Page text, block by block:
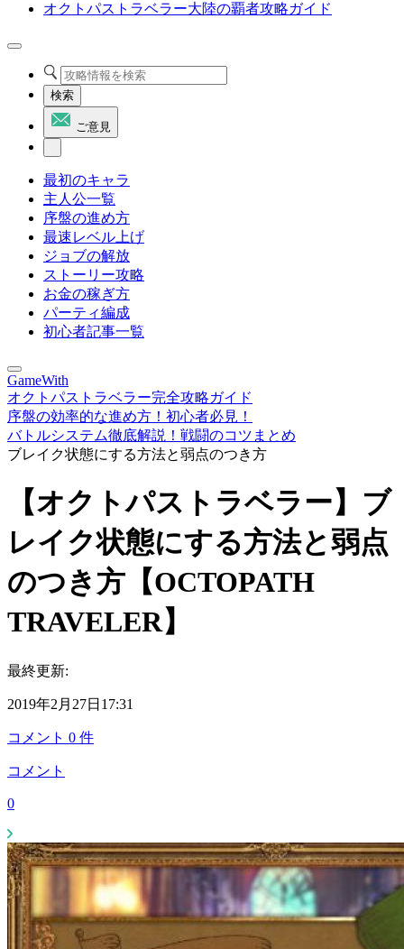
オクトパストラベラー大陸の覇者攻略ガイド
検索
ご意見
最初のキャラ
主人公一覧
序盤の進め方
最速レベル上げ
ジョブの解放
ストーリー攻略
お金の稼ぎ方
パーティ編成
初心者記事一覧
GameWith
オクトパストラベラー完全攻略ガイド
序盤の効率的な進め方！初心者必見！
バトルシステム徹底解説！戦闘のコツまとめ
ブレイク状態にする方法と弱点のつき方
【オクトパストラベラー】ブ
レイク状態にする方法と弱点
のつき方【OCTOPATH
TRAVELER】
最終更新:
2019年2月27日17:31
コメント 0 件
コメント
0